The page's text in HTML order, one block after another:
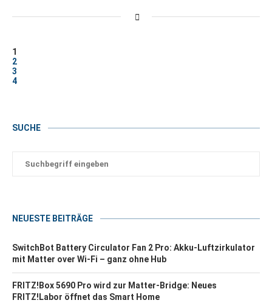
1
2
3
4
SUCHE
NEUESTE BEITRÄGE
SwitchBot Battery Circulator Fan 2 Pro: Akku-Luftzirkulator
mit Matter over Wi-Fi – ganz ohne Hub
FRITZ!Box 5690 Pro wird zur Matter-Bridge: Neues
FRITZ!Labor öffnet das Smart Home